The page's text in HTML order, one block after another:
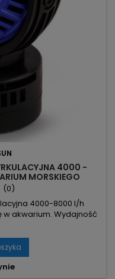
4000 -
MORSKIEGO
(0)
4000-8000 l/h
akwarium. Wydajność
i poprawia filtrację.
praca; gumki pod
8,7×8×13,5 cm, kabel 2,5
z obrotową głowicą.